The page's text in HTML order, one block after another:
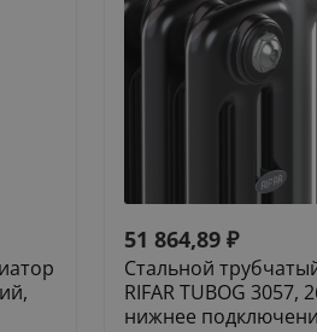
51 864,89 ₽
Стальной
RIFAR TUBOG 3057,
нижнее